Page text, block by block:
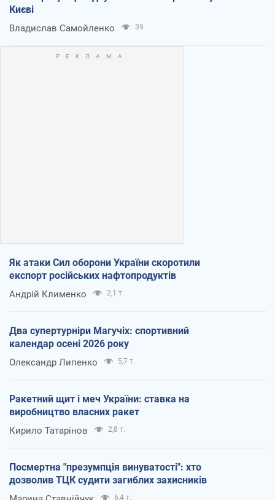
Києві
Владислав Самойленко 39
Як атаки Сил оборони України скоротили
експорт російських нафтопродуктів
Андрій Клименко 2,1 т.
Два супертурніри Магучіх: спортивний
календар осені 2026 року
Олександр Липенко 5,7 т.
Ракетний щит і меч України: ставка на
виробництво власних ракет
Кирило Татарінов 2,8 т.
Посмертна "презумпція винуватості": хто
дозволив ТЦК судити загиблих захисників
6,4 т.